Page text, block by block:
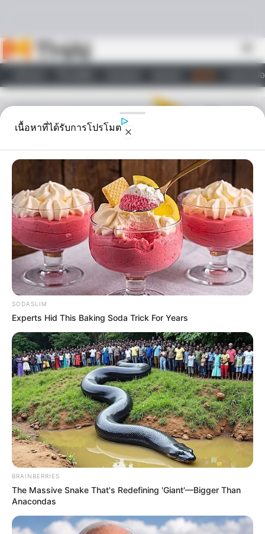
วอลเปเ
ไลฟ์สไตล์
ดูดวงรายวัน
ดูดวงรายวัน วันจันทร์ 15
มกราคม 2567
ดูดวงรายวัน วันจันทร์ 15 มกราคม 2567 วันนี้ผลบุญและการคิดดี
ทำดี ส่งผลทำให้ท่านพบเจอความสุขในชีวิต การทำงานค่อนข้างไร้
กังวล
Home/ดูดวงรายวัน
ดูดวงรายวัน|
14 ม.ค. 2024
เนื้อหาที่ได้รับการโปรโมต
SODASLIM
Experts Hid This Baking Soda Trick For Years
BRAINBERRIES
The Massive Snake That's Redefining 'Giant'—Bigger Than
Anacondas